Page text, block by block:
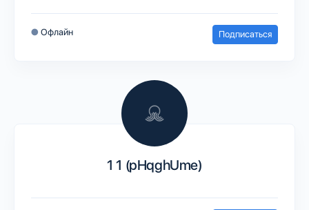
● Офлайн Подписаться
1 1 (pHqghUme)